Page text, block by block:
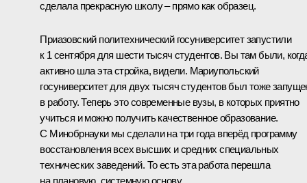
сделала прекрасную школу – прямо как образец.
Приазовский политехнический госуниверситет запустили
к 1 сентября для шести тысяч студентов. Вы там были,
активно шла эта стройка, видели. Мариупольский
госуниверситет для двух тысяч студентов был тоже
в работу. Теперь это современные вузы, в которых приятно
учиться и можно получить качественное образование.
С Минобрнауки мы сделали на три года вперёд программу
восстановления всех высших и средних специальных
технических заведений. То есть эта работа перешла
на плановую, системную основу.